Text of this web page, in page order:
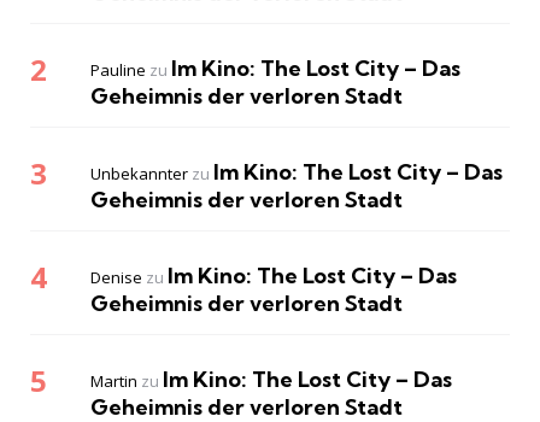
Pauline zu Im Kino: The Lost City – Das
Geheimnis der verloren Stadt
Unbekannter zu Im Kino: The Lost City – Das
Geheimnis der verloren Stadt
Denise zu Im Kino: The Lost City – Das
Geheimnis der verloren Stadt
Martin zu Im Kino: The Lost City – Das
Geheimnis der verloren Stadt